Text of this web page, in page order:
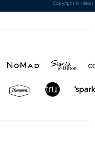
Copyright © Hilton
by
Hilton
Tru
by
Hilton
Hilton